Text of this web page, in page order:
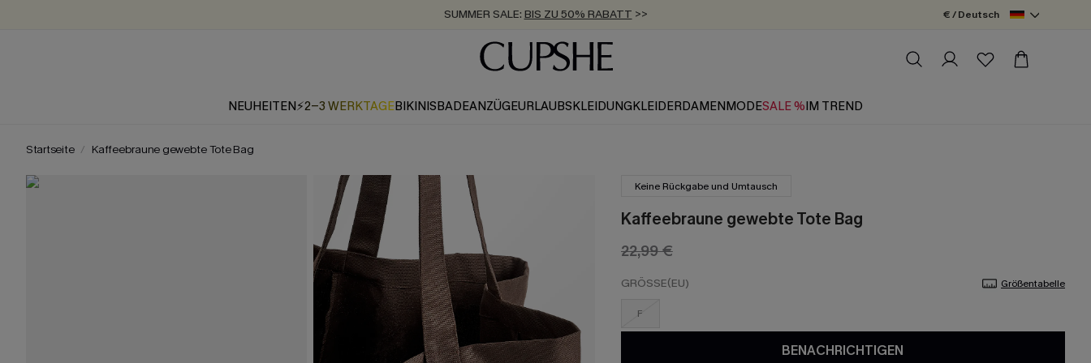
SUMMER SALE: BIS ZU 50% RABATT >>
ZUM NEWSLETTER:BIS ZU -20% EXTRA ERHALTEN
KOSTENLOSER VERSAND AB 89 €
€ / Deutsch
NEUHEITEN⚡2-3 WERKTAGEBIKINISBADEANZÜGEURLAUBSKLEIDUNGKLEIDERDAMENMODESALE %IM TREND
Startseite Kaffeebraune gewebte Tote Bag
Keine Rückgabe und Umtausch
Kaffeebraune gewebte Tote Bag
22,99 €
GRÖSSE(EU) Größentabelle
F
BENACHRICHTIGEN